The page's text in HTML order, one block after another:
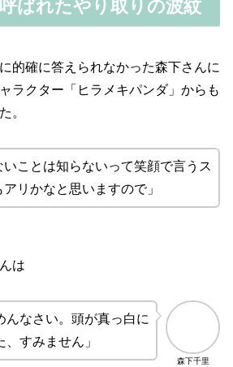
ばれたやり取りの波紋
的確に答えられなかった森下さんに
ラクター「ヒラメキパンダ」からも
。
いことは知らないって笑顔で言うス
アリかなと思いますので」
は
森下千里
んなさい。頭が真っ白に
すみません」